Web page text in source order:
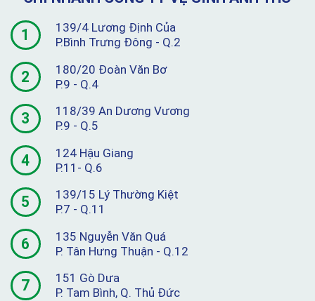
1
139/4 Lương Định Của
P.Bình Trưng Đông - Q.2
2
180/20 Đoàn Văn Bơ
P.9 - Q.4
3
118/39 An Dương Vương
P.9 - Q.5
4
124 Hậu Giang
P.11- Q.6
5
139/15 Lý Thường Kiệt
P.7 - Q.11
6
135 Nguyễn Văn Quá
P. Tân Hưng Thuận - Q.12
7
151 Gò Dưa
P. Tam Bình, Q. Thủ Đức